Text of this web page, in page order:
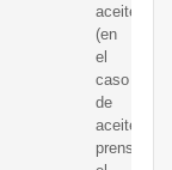
aceite
(en
el
caso
de
aceites